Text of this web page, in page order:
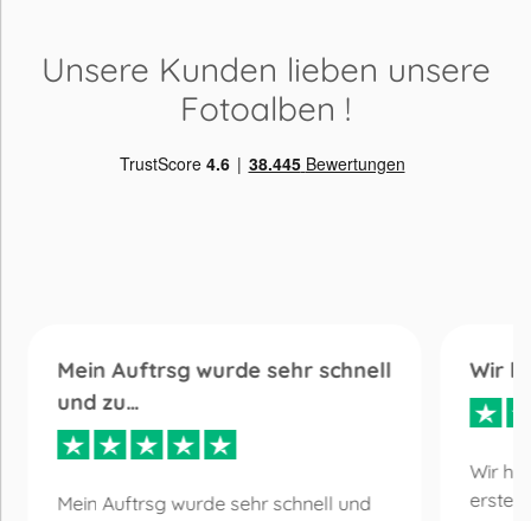
Unsere Kunden lieben unsere
Fotoalben !
Mein Auftrsg wurde sehr schnell
und zu…
Mein Auftrsg wurde sehr schnell und
Wir
Wir
erste